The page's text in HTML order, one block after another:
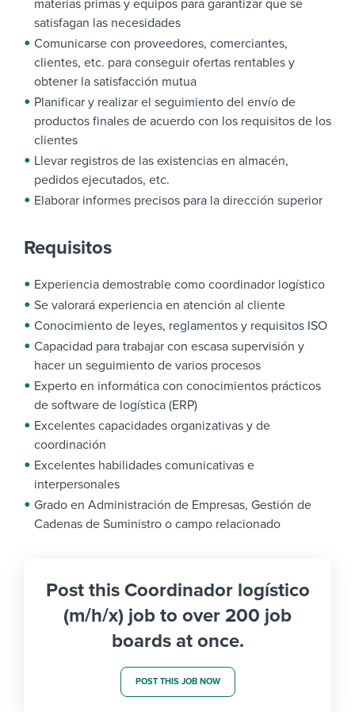
materias primas y equipos para garantizar que se
satisfagan las necesidades
Comunicarse con proveedores, comerciantes,
clientes, etc. para conseguir ofertas rentables y
obtener la satisfacción mutua
Planificar y realizar el seguimiento del envío de
productos finales de acuerdo con los requisitos de los
clientes
Llevar registros de las existencias en almacén,
pedidos ejecutados, etc.
Elaborar informes precisos para la dirección superior
Requisitos
Experiencia demostrable como coordinador logístico
Se valorará experiencia en atención al cliente
Conocimiento de leyes, reglamentos y requisitos ISO
Capacidad para trabajar con escasa supervisión y
hacer un seguimiento de varios procesos
Experto en informática con conocimientos prácticos
de software de logística (ERP)
Excelentes capacidades organizativas y de
coordinación
Excelentes habilidades comunicativas e
interpersonales
Grado en Administración de Empresas, Gestión de
Cadenas de Suministro o campo relacionado
Post this Coordinador logístico
(m/h/x) job to over 200 job
boards at once.
POST THIS JOB NOW